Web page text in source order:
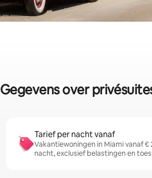
Gegevens over
Tarief per nacht vanaf
Vakantiewoningen in Miami vanaf €
nacht, exclusief belastingen en